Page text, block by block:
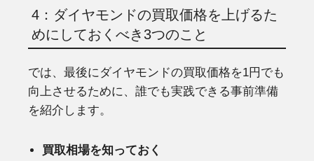
4：ダイヤモンドの買取価格を上げるた
めにしておくべき3つのこと
では、最後にダイヤモンドの買取価格を1円でも
向上させるために、誰でも実践できる事前準備
を紹介します。
買取相場を知っておく